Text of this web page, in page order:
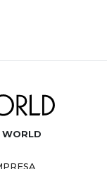
WORLD